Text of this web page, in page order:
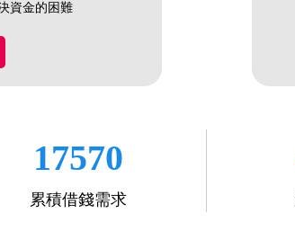
資金的困難
17570
累積借錢需求